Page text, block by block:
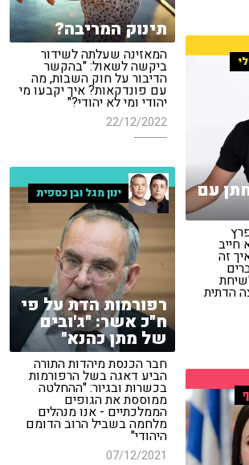
תינוק המריבה?
המאזינה שעלתה לשידור
ביקשה לשאול: "בהקשר
הדיבור על חוק השבות, מה
עם פונדקאות? איך יקבעו מי
יהודי ומי לא יהודי?"
22/12/2022
עם
חייב
זה
הדתית
ינון מגל ובן כספית
רפורמות הדת על פי
ח"כ אשר: "ג'ובים
של מתן כהנא"
חבר הכנסת מיהדות התורה
הביע דאגה בשל הרפורמות
בכשרות ובגיור: "ההחלטה
ממוססת את הגופים
הממלכתיים - אנו מנהלים
מלחמה בשביל הרוב הדומם
היהודי"
07/12/2021